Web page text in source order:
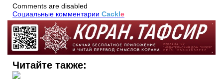
Comments are disabled
Социальные комментарии Cackle
Читайте также: